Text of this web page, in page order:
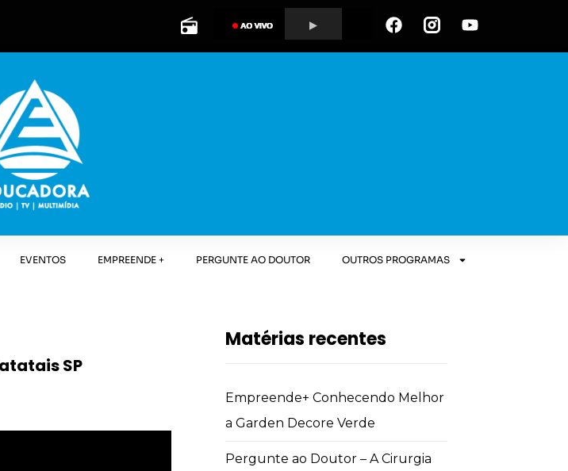
EVENTOS EMPREENDE + PERGUNTE AO DOUTOR OUTROS PROGRAMAS
Matérias recentes
Empreende+ Conhecendo Melhor
a Garden Decore Verde
Pergunte ao Doutor – A Cirurgia
SP